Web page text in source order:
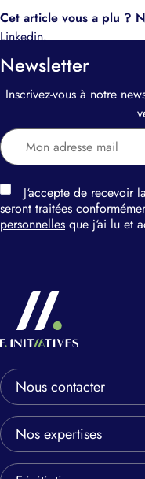
Cet article vous a plu ?
Linkedin.
Newsletter
Inscrivez-vous à notre
J‘accepte de recevoir
seront traitées
personnelles que j‘ai lu et
Nous contacter
Nos expertises